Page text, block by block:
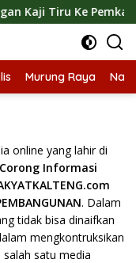
Tiru Ke Pemkab Kulon
Murung Raya
online yang lahir di
Informasi
. Dalam
tidak bisa dinaifkan
mengkontruksikan
satu media